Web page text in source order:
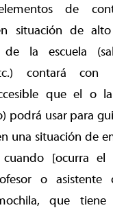
de
situación de
de la escuela
contará con
que el o
podrá usar para
una situación de
[ocurra el
o asistente
que tiene